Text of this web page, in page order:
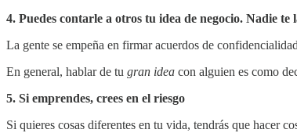
4. Puedes contarle a otros tu idea de negocio. Nadie te
La gente se empeña en firmar acuerdos de
En general, hablar de tu gran idea con alguien es como
5. Si emprendes, crees en el riesgo
Si quieres cosas diferentes en tu vida, tendrás que hacer